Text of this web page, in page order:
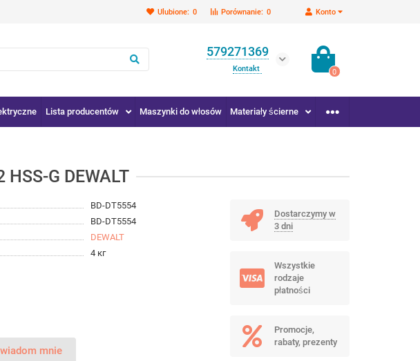
Konto
Porównanie: 0
Ulubione: 0
579271369
Kontakt 0
Lista producentów Maszynki do włosów Materiały ścierne
G DEWALT
BD-DT5554
BD-DT5554
DEWALT
4 кг
mnie
Dostarczymy w
3 dni
Wszystkie
rodzaje
płatności
Promocje,
rabaty, prezenty